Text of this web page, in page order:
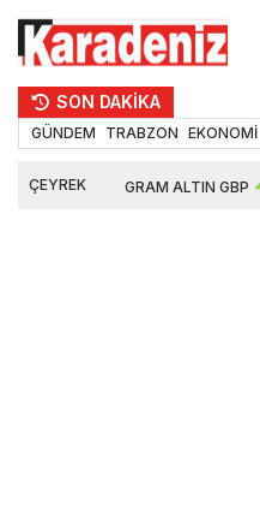
SON DAKİKA
GÜNDEM TRABZON EKONOMİ
ÇEYREK GRAM ALTIN GBP